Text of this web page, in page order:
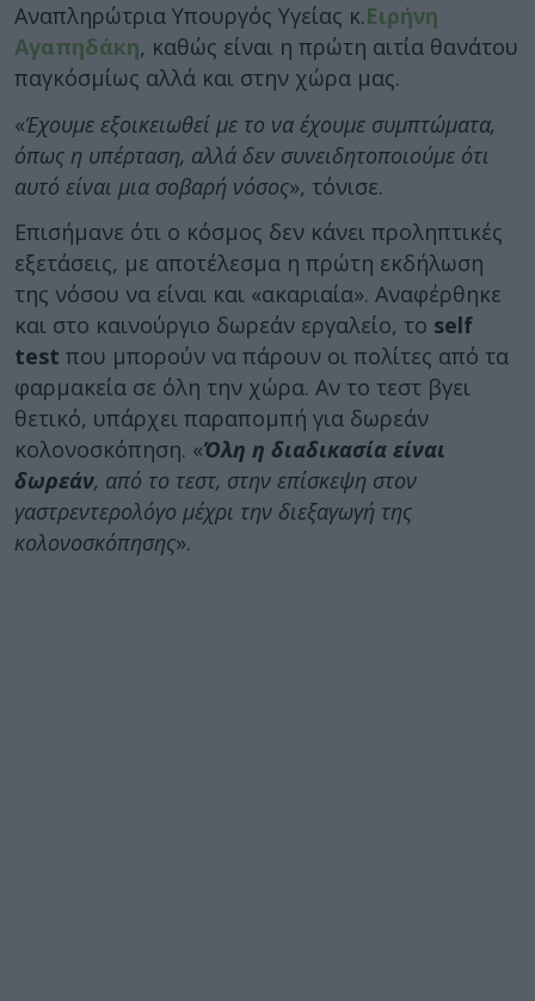
Αναπληρώτρια Υπουργός Υγείας κ.Ειρήνη
Αγαπηδάκη, καθώς είναι η πρώτη αιτία θανάτου
παγκόσμίως αλλά και στην χώρα μας.
«Έχουμε εξοικειωθεί με το να έχουμε συμπτώματα,
όπως η υπέρταση, αλλά δεν συνειδητοποιούμε ότι
αυτό είναι μια σοβαρή νόσος», τόνισε.
Επισήμανε ότι ο κόσμος δεν κάνει προληπτικές
εξετάσεις, με αποτέλεσμα η πρώτη εκδήλωση
της νόσου να είναι και «ακαριαία». Αναφέρθηκε
και στο καινούργιο δωρεάν εργαλείο, το self
test που μπορούν να πάρουν οι πολίτες από τα
φαρμακεία σε όλη την χώρα. Αν το τεστ βγει
θετικό, υπάρχει παραπομπή για δωρεάν
κολονοσκόπηση. «Όλη η διαδικασία είναι
δωρεάν, από το τεστ, στην επίσκεψη στον
γαστρεντερολόγο μέχρι την διεξαγωγή της
κολονοσκόπησης».